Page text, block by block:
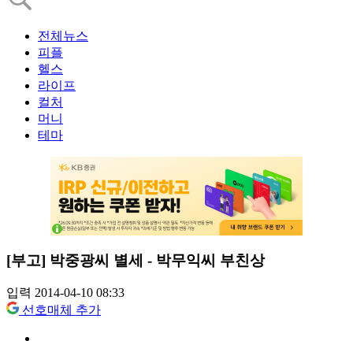
전체뉴스
피플
헬스
라이프
컬처
머니
테마
[부고] 박중광씨 별세 - 박무익씨 부친상
입력 2014-04-10 08:33
선호매체 추가